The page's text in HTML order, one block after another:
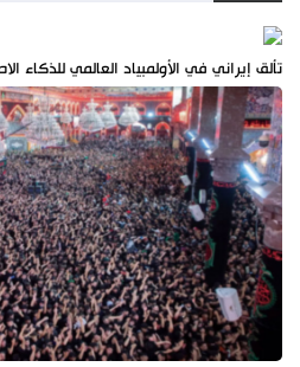
تألق إيراني في الأولمبياد العالمي للذكاء